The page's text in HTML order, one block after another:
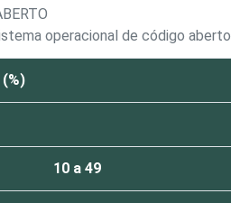
operacional de código aberto
10 a 49